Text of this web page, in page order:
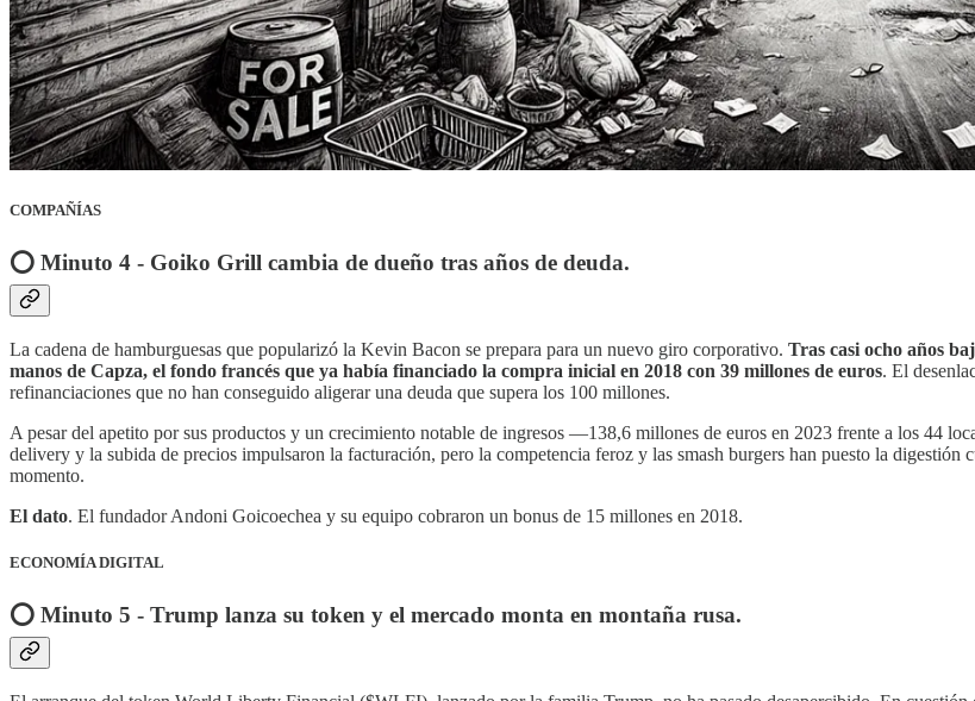
COMPAÑÍAS
⭕️ Minuto 4 - Goiko Grill cambia de dueño tras años de deuda.
La cadena de hamburguesas que popularizó la Kevin Bacon se prepara para un nuevo giro corporativo. Tras casi ocho años
manos de Capza, el fondo francés que ya había financiado la compra inicial en 2018 con 39 millones de euros. El
refinanciaciones que no han conseguido aligerar una deuda que supera los 100 millones.
A pesar del apetito por sus productos y un crecimiento notable de ingresos —138,6 millones de euros en 2023 frente a los 44
delivery y la subida de precios impulsaron la facturación, pero la competencia feroz y las smash burgers han puesto la
momento.
El dato. El fundador Andoni Goicoechea y su equipo cobraron un bonus de 15 millones en 2018.
ECONOMÍA DIGITAL
⭕️ Minuto 5 - Trump lanza su token y el mercado monta en montaña rusa.